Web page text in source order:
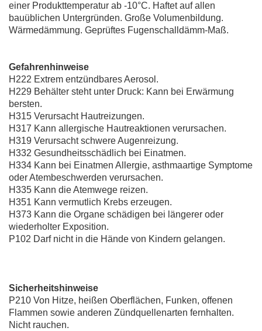
einer Produkttemperatur ab -10°C. Haftet auf allen
bauüblichen Untergründen. Große Volumenbildung.
Wärmedämmung. Geprüftes Fugenschalldämm-Maß.
Gefahrenhinweise
H222 Extrem entzündbares Aerosol.
H229 Behälter steht unter Druck: Kann bei Erwärmung
bersten.
H315 Verursacht Hautreizungen.
H317 Kann allergische Hautreaktionen verursachen.
H319 Verursacht schwere Augenreizung.
H332 Gesundheitsschädlich bei Einatmen.
H334 Kann bei Einatmen Allergie, asthmaartige Symptome
oder Atembeschwerden verursachen.
H335 Kann die Atemwege reizen.
H351 Kann vermutlich Krebs erzeugen.
H373 Kann die Organe schädigen bei längerer oder
wiederholter Exposition.
P102 Darf nicht in die Hände von Kindern gelangen.
Sicherheitshinweise
P210 Von Hitze, heißen Oberflächen, Funken, offenen
Flammen sowie anderen Zündquellenarten fernhalten.
Nicht rauchen.